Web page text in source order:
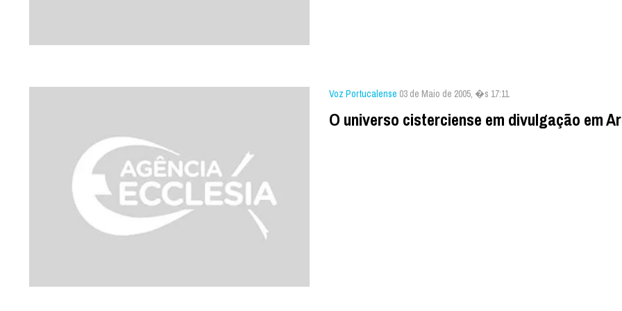
Voz Portucalense 03 de Maio de 2005, �s 17:11
O universo cisterciense em divulgação em